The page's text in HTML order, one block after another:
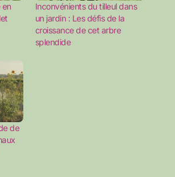
en
Inconvénients du tilleul dans
un jardin : Les défis de la
croissance de cet arbre
splendide
de